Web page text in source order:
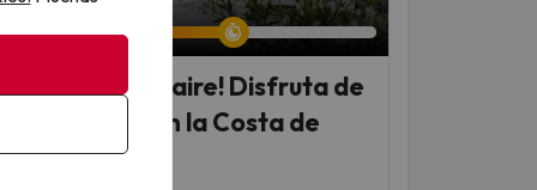
Mojácar a tu aire! Disfruta de
en la Costa de